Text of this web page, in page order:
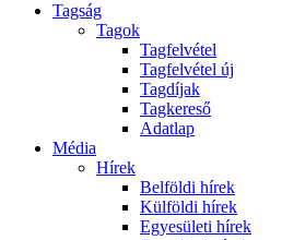
Tagság
Tagok
Tagfelvétel
Tagfelvétel új
Tagdíjak
Tagkereső
Adatlap
Média
Hírek
Belföldi hírek
Külföldi hírek
Egyesületi hírek